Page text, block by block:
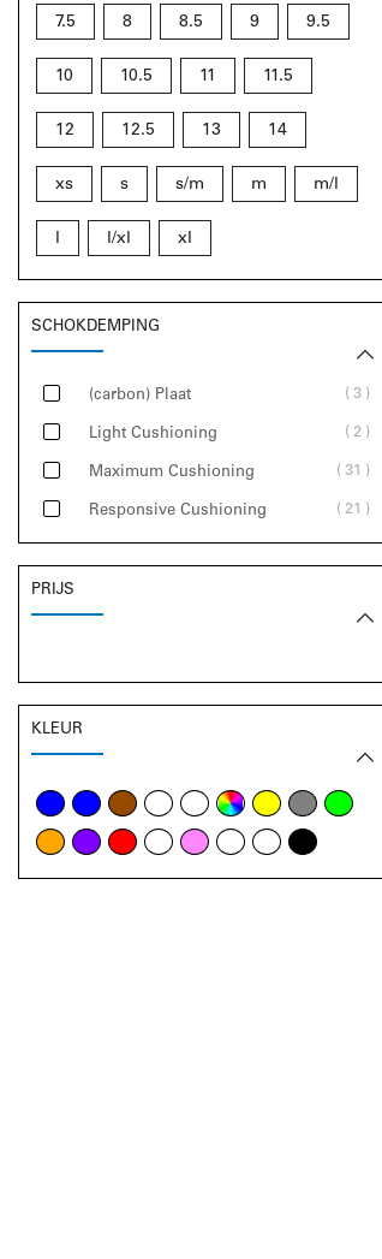
7.5 8 8.5 9 9.5
10 10.5 11 11.5
12 12.5 13 14
xs s s/m m m/l
l l/xl xl
SCHOKDEMPING
(carbon) Plaat 3
Light Cushioning 2
Maximum Cushioning 31
Responsive Cushioning 21
PRIJS
KLEUR